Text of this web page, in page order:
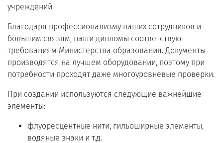
учреждений.
Благодаря профессионализму наших сотрудников и
большим связям, наши дипломы соответствуют
требованиям Министерства образования. Документы
производятся на лучшем оборудовании, поэтому при
потребности проходят даже многоуровневые проверки.
При создании используются следующие важнейшие
элементы:
флуоресцентные нити, гильоширные элементы,
водяные знаки и т.д.